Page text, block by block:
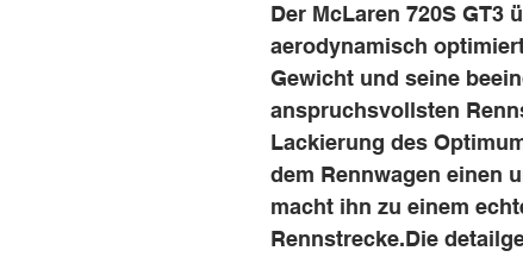
Der McLaren 720S GT3
aerodynamisch
Gewicht und seine
anspruchsvollsten
Lackierung des
dem Rennwagen einen
macht ihn zu einem
Rennstrecke.Die